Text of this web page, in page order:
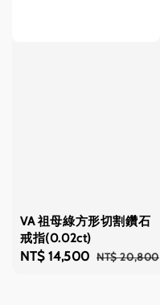
VA 祖母綠方形切割鑽石
戒指(0.02ct)
Sale
NT$ 14,500 Regular
NT$ 20,800